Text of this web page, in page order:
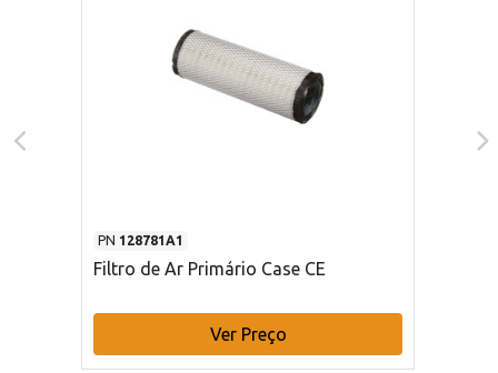
PN 128781A1
Filtro de Ar Primário Case CE
Ver Preço